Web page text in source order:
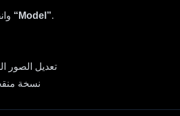
القائمة المنسدلة تحت “Model”.
– تعديل
– نسخة